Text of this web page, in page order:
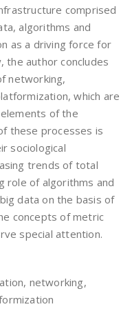
comprised
algorithms and
as a driving force for
the author concludes
networking,
which are
of the
these processes is
sociological
trends of total
role of algorithms and
data on the basis of
concepts of metric
special attention.
networking,